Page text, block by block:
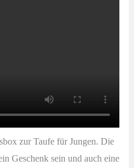
zur Taufe für Jungen. Die
Geschenk sein und auch eine